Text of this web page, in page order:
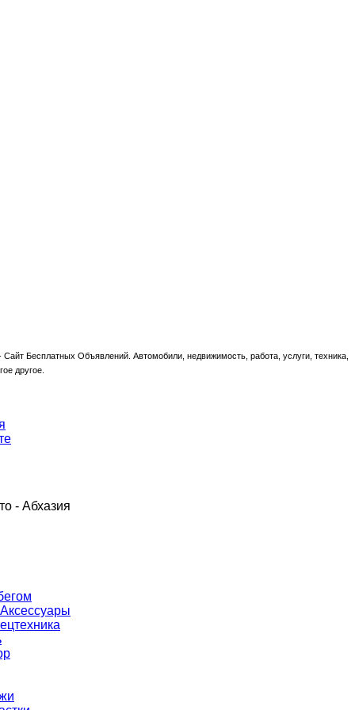
Сайт Бесплатных Объявлений. Автомобили, недвижимость, работа, услуги, техника,
другое.
- Абхазия